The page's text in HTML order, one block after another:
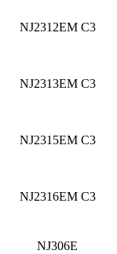
NJ2312EM C3
NJ2313EM C3
NJ2315EM C3
NJ2316EM C3
NJ306E